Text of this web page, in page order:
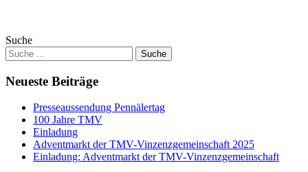
Suche
Neueste Beiträge
Presseaussendung Pennälertag
100 Jahre TMV
Einladung
Adventmarkt der TMV-Vinzenzgemeinschaft 2025
Einladung: Adventmarkt der TMV-Vinzenzgemeinschaft